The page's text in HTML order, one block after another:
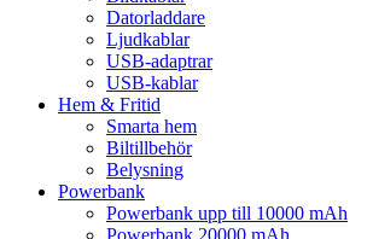
Datorladdare
Ljudkablar
USB-adaptrar
USB-kablar
Hem & Fritid
Smarta hem
Biltillbehör
Belysning
Powerbank
Powerbank upp till 10000 mAh